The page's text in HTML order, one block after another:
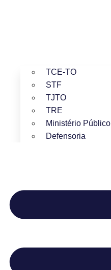
TCE-TO
STF
TJTO
TRE
Ministério Público
Defensoria